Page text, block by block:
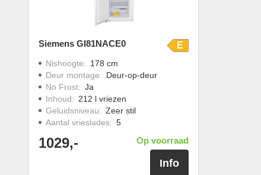
Siemens GI81NACE0 E
Nishoogte: 178 cm
Deur montage: Deur-op-deur
No Frost: Ja
Inhoud: 212 l vriezen
Geluidsniveau: Zeer stil
Aantal vrieslades: 5
1029,- Op voorraad
Info